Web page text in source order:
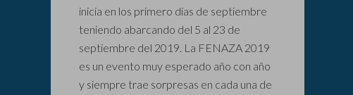
inicia en los primero días de septiembre
teniendo abarcando del 5 al 23 de
septiembre del 2019. La FENAZA 2019
es un evento muy esperado año con año
y siempre trae sorpresas en cada una de